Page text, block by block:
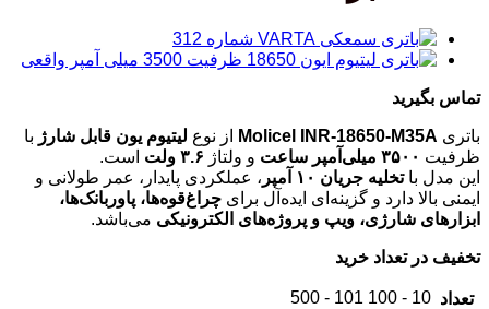
تماس بگیرید
باتری Molicel INR-18650-M35A از نوع لیتیوم یون قابل شارژ با
ظرفیت ۳۵۰۰ میلی‌آمپر ساعت و ولتاژ ۳.۶ ولت
است.
این مدل باتخلیه جریان ۱۰ آمپر
، عملکردی پایدار، عمر طولانی و
ایمنی بالا دارد و گزینه‌ای ایده‌آل برای چراغ‌قوه‌ها، پاوربانک‌ها،
ابزارهای شارژی، ویپ و پروژه‌های الکترونیکی می‌باشد.
تخفیف در تعداد خرید
تعداد 10 - 100
101 - 500